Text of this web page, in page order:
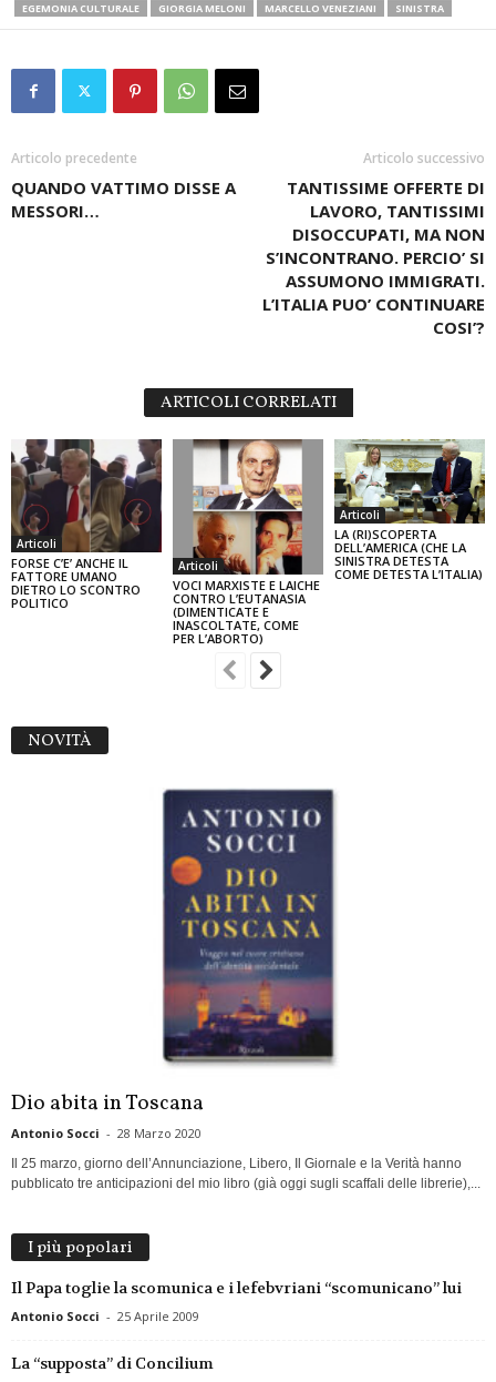
EGEMONIA CULTURALE
GIORGIA MELONI MARCELLO VENEZIANI SINISTRA
Articolo precedente
QUANDO VATTIMO DISSE A
MESSORI…
Articolo successivo
TANTISSIME OFFERTE DI
LAVORO, TANTISSIMI
DISOCCUPATI, MA NON
S’INCONTRANO. PERCIO’ SI
ASSUMONO IMMIGRATI.
L’ITALIA PUO’ CONTINUARE
COSI’?
ARTICOLI CORRELATI
Articoli
FORSE C’E’ ANCHE IL
FATTORE UMANO
DIETRO LO SCONTRO
POLITICO
Articoli
VOCI MARXISTE E LAICHE
CONTRO L’EUTANASIA
(DIMENTICATE E
INASCOLTATE, COME
PER L’ABORTO)
Articoli
LA (RI)SCOPERTA
DELL’AMERICA (CHE LA
SINISTRA DETESTA
COME DETESTA L’ITALIA)
NOVITÀ
Dio abita in Toscana
Antonio Socci - 28 Marzo 2020
Il 25 marzo, giorno dell’Annunciazione, Libero, Il Giornale e la Verità hanno
pubblicato tre anticipazioni del mio libro (già oggi sugli scaffali delle librerie),...
I più popolari
Il Papa toglie la scomunica e i lefebvriani “scomunicano” lui
Antonio Socci - 25 Aprile 2009
La “supposta” di Concilium